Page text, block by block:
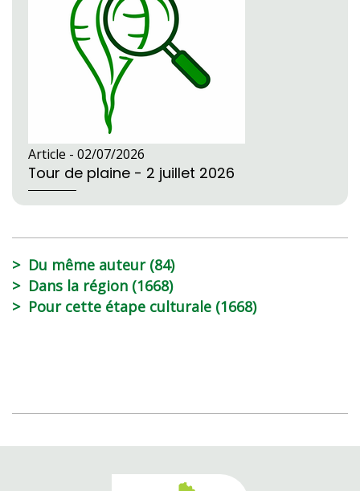
Article - 02/07/2026
Tour de plaine - 2 juillet 2026
Du même auteur (84)
Dans la région (1668)
Pour cette étape culturale (1668)